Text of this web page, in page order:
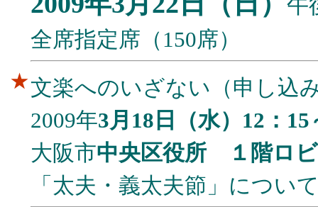
午
全席指定席（150席）
★文楽へのいざない（申し込
2009年3月18日（水）12：15
大阪市中央区役所 １階ロ
「太夫・義太夫節」につい